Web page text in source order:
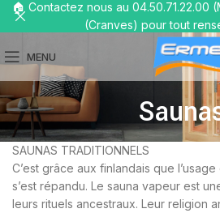
MENU
SAUNAS TRADITIONNELS
C’est grâce aux finlandais que
s’est répandu. Le sauna vapeur est
leurs rituels ancestraux. Leur religion
🏠 Contactez nous au 04.50.71.22.00
(Cranves) pour tout